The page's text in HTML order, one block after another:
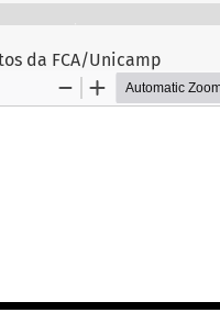
da FCA/Unicamp